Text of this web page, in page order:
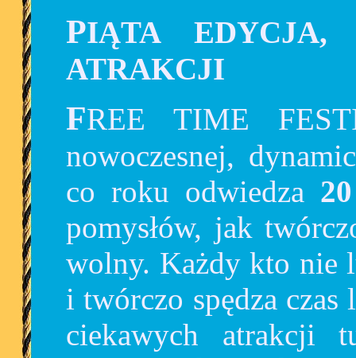
PIĄTA EDYCJA, PIĘĆ RAZY WIĘCEJ
ATRAKCJI
FREE TIME FESTIWAL to realizowany w
nowoczesnej,
co roku odwiedza
pomysłów, jak
wolny. Każdy kto nie
i twórczo spędza
ciekawych atrakcji